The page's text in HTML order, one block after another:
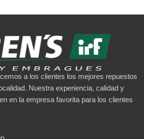
a los clientes los mejores repuestos
Nuestra experiencia, calidad y
en la empresa favorita para los clientes